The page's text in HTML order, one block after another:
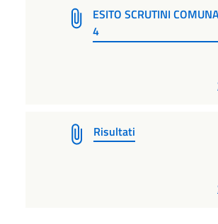
ESITO SCRUTINI
4
Risultati